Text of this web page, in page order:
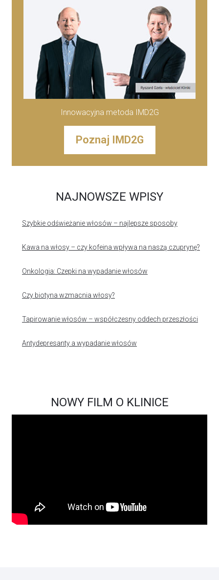
Innowacyjna metoda IMD2G
Poznaj IMD2G
NAJNOWSZE WPISY
Szybkie odświeżanie włosów – najlepsze sposoby
Kawa na włosy – czy kofeina wpływa na naszą czuprynę?
Onkologia: Czepki na wypadanie włosów
Czy biotyna wzmacnia włosy?
Tapirowanie włosów – współczesny oddech przeszłości
Antydepresanty a wypadanie włosów
NOWY FILM O KLINICE